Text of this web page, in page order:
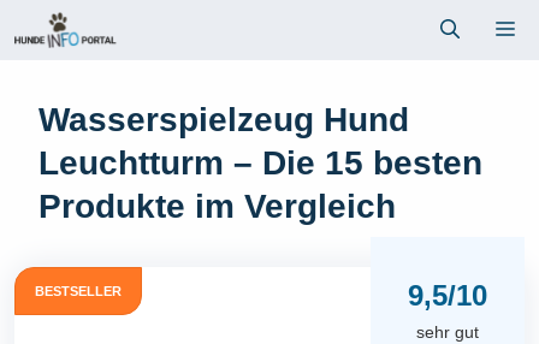
Inhalt
Wasserspielzeug Hund
Leuchtturm – Die 15 besten
Produkte im Vergleich
BESTSELLER 9,5/10
sehr gut